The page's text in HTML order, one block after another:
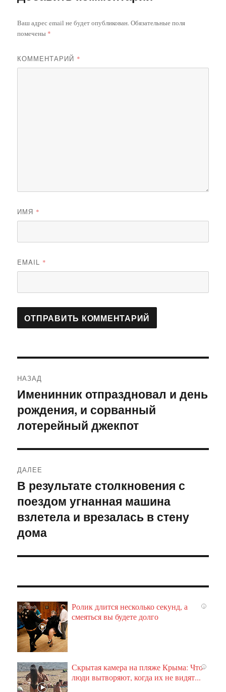
Ваш адрес email не будет опубликован.Обязательные поля
помечены *
КОММЕНТАРИЙ *
ИМЯ *
EMAIL *
по
записям
НАЗАД
Предыдущая
запись:
Именинник отпраздновал и день
рождения, и сорванный
лотерейный джекпот
ДАЛЕЕ
Следующая
запись:
В результате столкновения с
поездом угнанная машина
взлетела и врезалась в стену
дома
i
Ролик длится несколько секунд, а
смеяться вы будете долго
i
Скрытая камера на пляже Крыма: Что
люди вытворяют, когда их не видят...